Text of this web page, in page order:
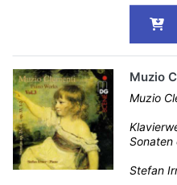
Muzio
Muzio
Stefan